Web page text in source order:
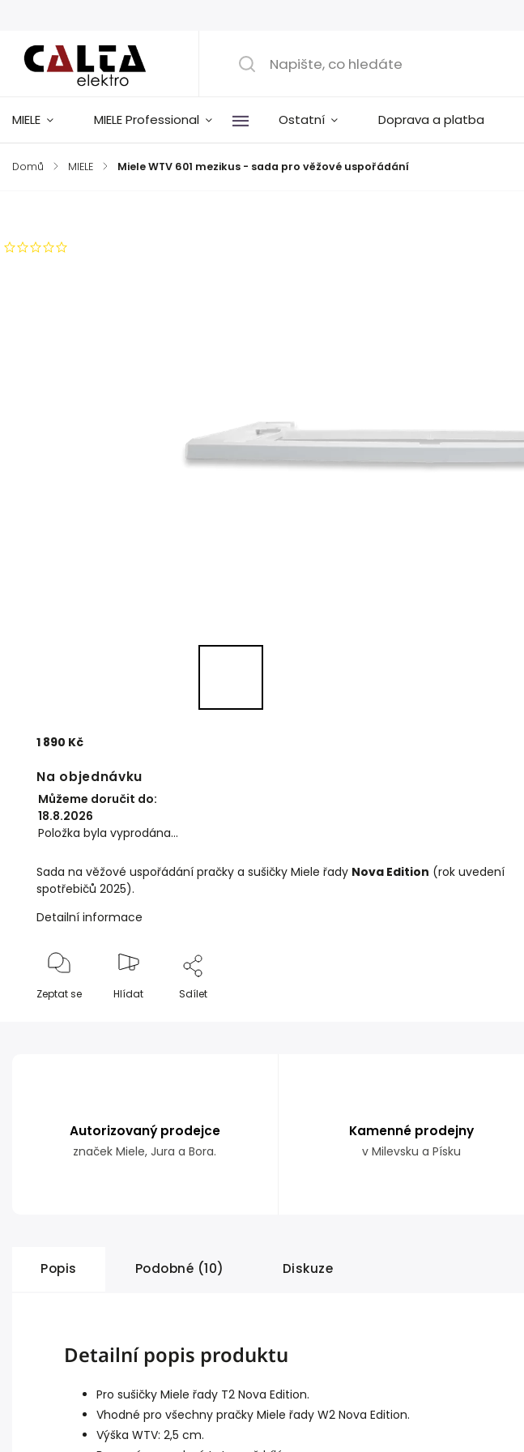
MIELE MIELE Professional Ostatní Doprava a platba
Domů / MIELE / Miele WTV 601 mezikus - sada pro věžové uspořádání
1 890 Kč
Na objednávku
Můžeme doručit do:
18.8.2026
Položka byla vyprodána…
Sada na věžové uspořádání pračky a sušičky Miele řady Nova Edition (rok uvedení
spotřebičů 2025).
Detailní informace
Zeptat se Hlídat Sdílet
Autorizovaný prodejce
značek Miele, Jura a Bora.
Kamenné prodejny
v Milevsku a Písku
Popis Podobné (10) Diskuze
Detailní popis produktu
Pro sušičky Miele řady T2 Nova Edition.
Vhodné pro všechny pračky Miele řady W2 Nova Edition.
Výška WTV: 2,5 cm.